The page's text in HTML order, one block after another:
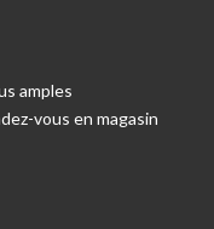
amples
vous en magasin